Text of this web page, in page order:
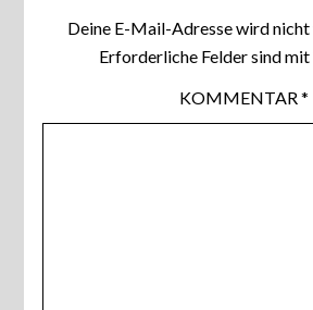
Deine E-Mail-Adresse wird
Erforderliche Felder sind mit
KOMMENTAR*